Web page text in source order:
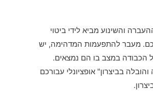
והשינוע מביא לידי ביטוי
מעבר להתפעמות המדהימה, יש
הכבודה במצב בו הם נמצאים.
בביצרון" אופציונלי עבורכם